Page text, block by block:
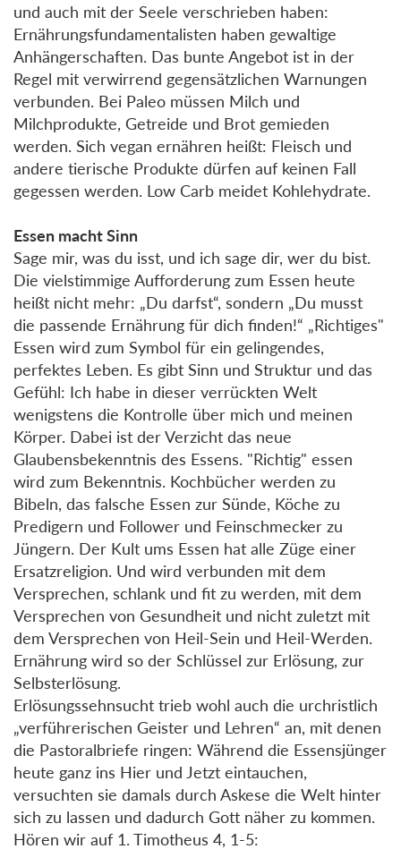
und auch mit der Seele verschrieben haben:
Ernährungsfundamentalisten haben gewaltige
Anhängerschaften. Das bunte Angebot ist in der
Regel mit verwirrend gegensätzlichen Warnungen
verbunden. Bei Paleo müssen Milch und
Milchprodukte, Getreide und Brot gemieden
werden. Sich vegan ernähren heißt: Fleisch und
andere tierische Produkte dürfen auf keinen Fall
gegessen werden. Low Carb meidet Kohlehydrate.
Essen macht Sinn
Sage mir, was du isst, und ich sage dir, wer du bist.
Die vielstimmige Aufforderung zum Essen heute
heißt nicht mehr: „Du darfst“, sondern „Du musst
die passende Ernährung für dich finden!“ „Richtiges"
Essen wird zum Symbol für ein gelingendes,
perfektes Leben. Es gibt Sinn und Struktur und das
Gefühl: Ich habe in dieser verrückten Welt
wenigstens die Kontrolle über mich und meinen
Körper. Dabei ist der Verzicht das neue
Glaubensbekenntnis des Essens. "Richtig" essen
wird zum Bekenntnis. Kochbücher werden zu
Bibeln, das falsche Essen zur Sünde, Köche zu
Predigern und Follower und Feinschmecker zu
Jüngern. Der Kult ums Essen hat alle Züge einer
Ersatzreligion. Und wird verbunden mit dem
Versprechen, schlank und fit zu werden, mit dem
Versprechen von Gesundheit und nicht zuletzt mit
dem Versprechen von Heil-Sein und Heil-Werden.
Ernährung wird so der Schlüssel zur Erlösung, zur
Selbsterlösung.
Erlösungssehnsucht trieb wohl auch die urchristlich
„verführerischen Geister und Lehren“ an, mit denen
die Pastoralbriefe ringen: Während die Essensjünger
heute ganz ins Hier und Jetzt eintauchen,
versuchten sie damals durch Askese die Welt hinter
sich zu lassen und dadurch Gott näher zu kommen.
Hören wir auf 1. Timotheus 4, 1-5: